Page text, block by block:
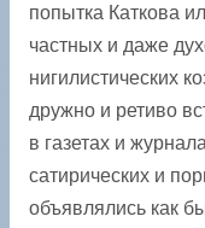
попытка Каткова
частных и даже
нигилистических
дружно и ретиво
в газетах и
сатирических и
объявлялись как